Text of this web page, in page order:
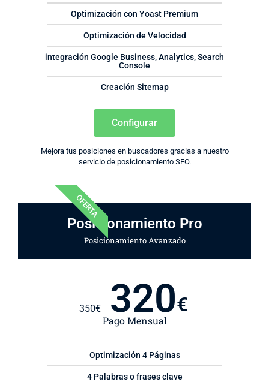
Optimización con Yoast Premium
Optimización de Velocidad
integración Google Business, Analytics, Search
Console
Creación Sitemap
Configurar
Mejora tus posiciones en buscadores gracias a nuestro
servicio de posicionamiento SEO.
OFERTA
Posicionamiento Pro
Posicionamiento Avanzado
350€ 320€
Pago Mensual
Optimización 4 Páginas
4 Palabras o frases clave